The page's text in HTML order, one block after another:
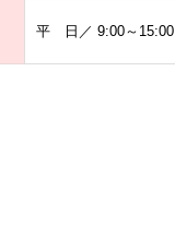
平 日／ 9:00～15:00